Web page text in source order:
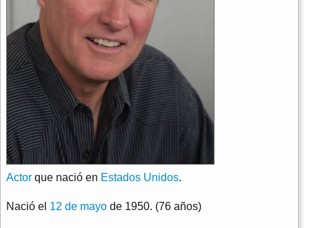
Actor que nació en Estados Unidos.
Nació el 12 de mayo de 1950. (76 años)